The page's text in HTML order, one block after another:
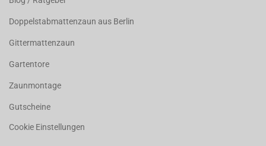
Doppelstabmattenzaun aus Berlin
Gittermattenzaun
Gartentore
Zaunmontage
Gutscheine
Cookie Einstellungen